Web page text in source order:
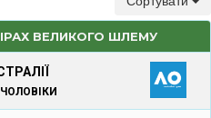
ВЕЛИКОГО ШЛЕМУ